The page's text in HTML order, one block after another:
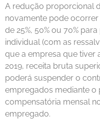
A redução proporcional
novamente pode
de 25%, 50% ou 70%
individual (com as
que a empresa que tiver
2019, receita bruta
poderá suspender o
empregados mediante o
compensatória mensal
empregado.